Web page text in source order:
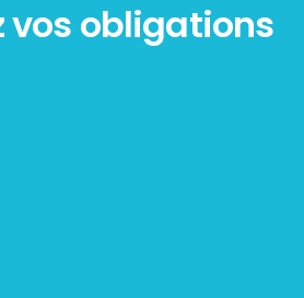
vos obligations